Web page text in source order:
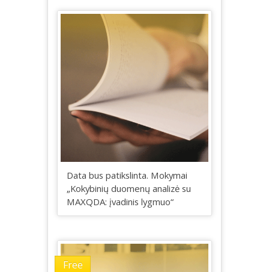
Data bus patikslinta. Mokymai
„Kokybinių duomenų analizė su
MAXQDA: įvadinis lygmuo“
Free